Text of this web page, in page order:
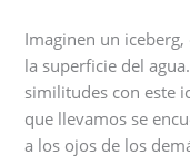
Imaginen un
la superficie del
similitudes con este
que llevamos se
a los ojos de los